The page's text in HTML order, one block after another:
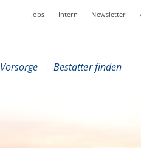
Jobs Intern Newsletter
Vorsorge Bestatter finden